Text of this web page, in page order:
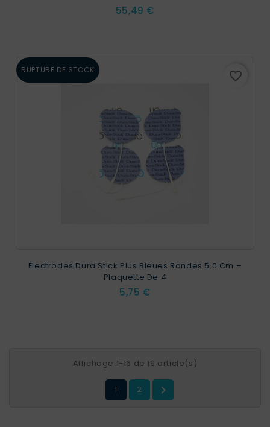
Prix
55,49 €
RUPTURE DE STOCK favorite_border
Électrodes Dura Stick Plus Bleues Rondes 5.0 Cm –
Plaquette De 4
Prix
5,75 €
Affichage 1-16 de 19 article(s)
1 2 